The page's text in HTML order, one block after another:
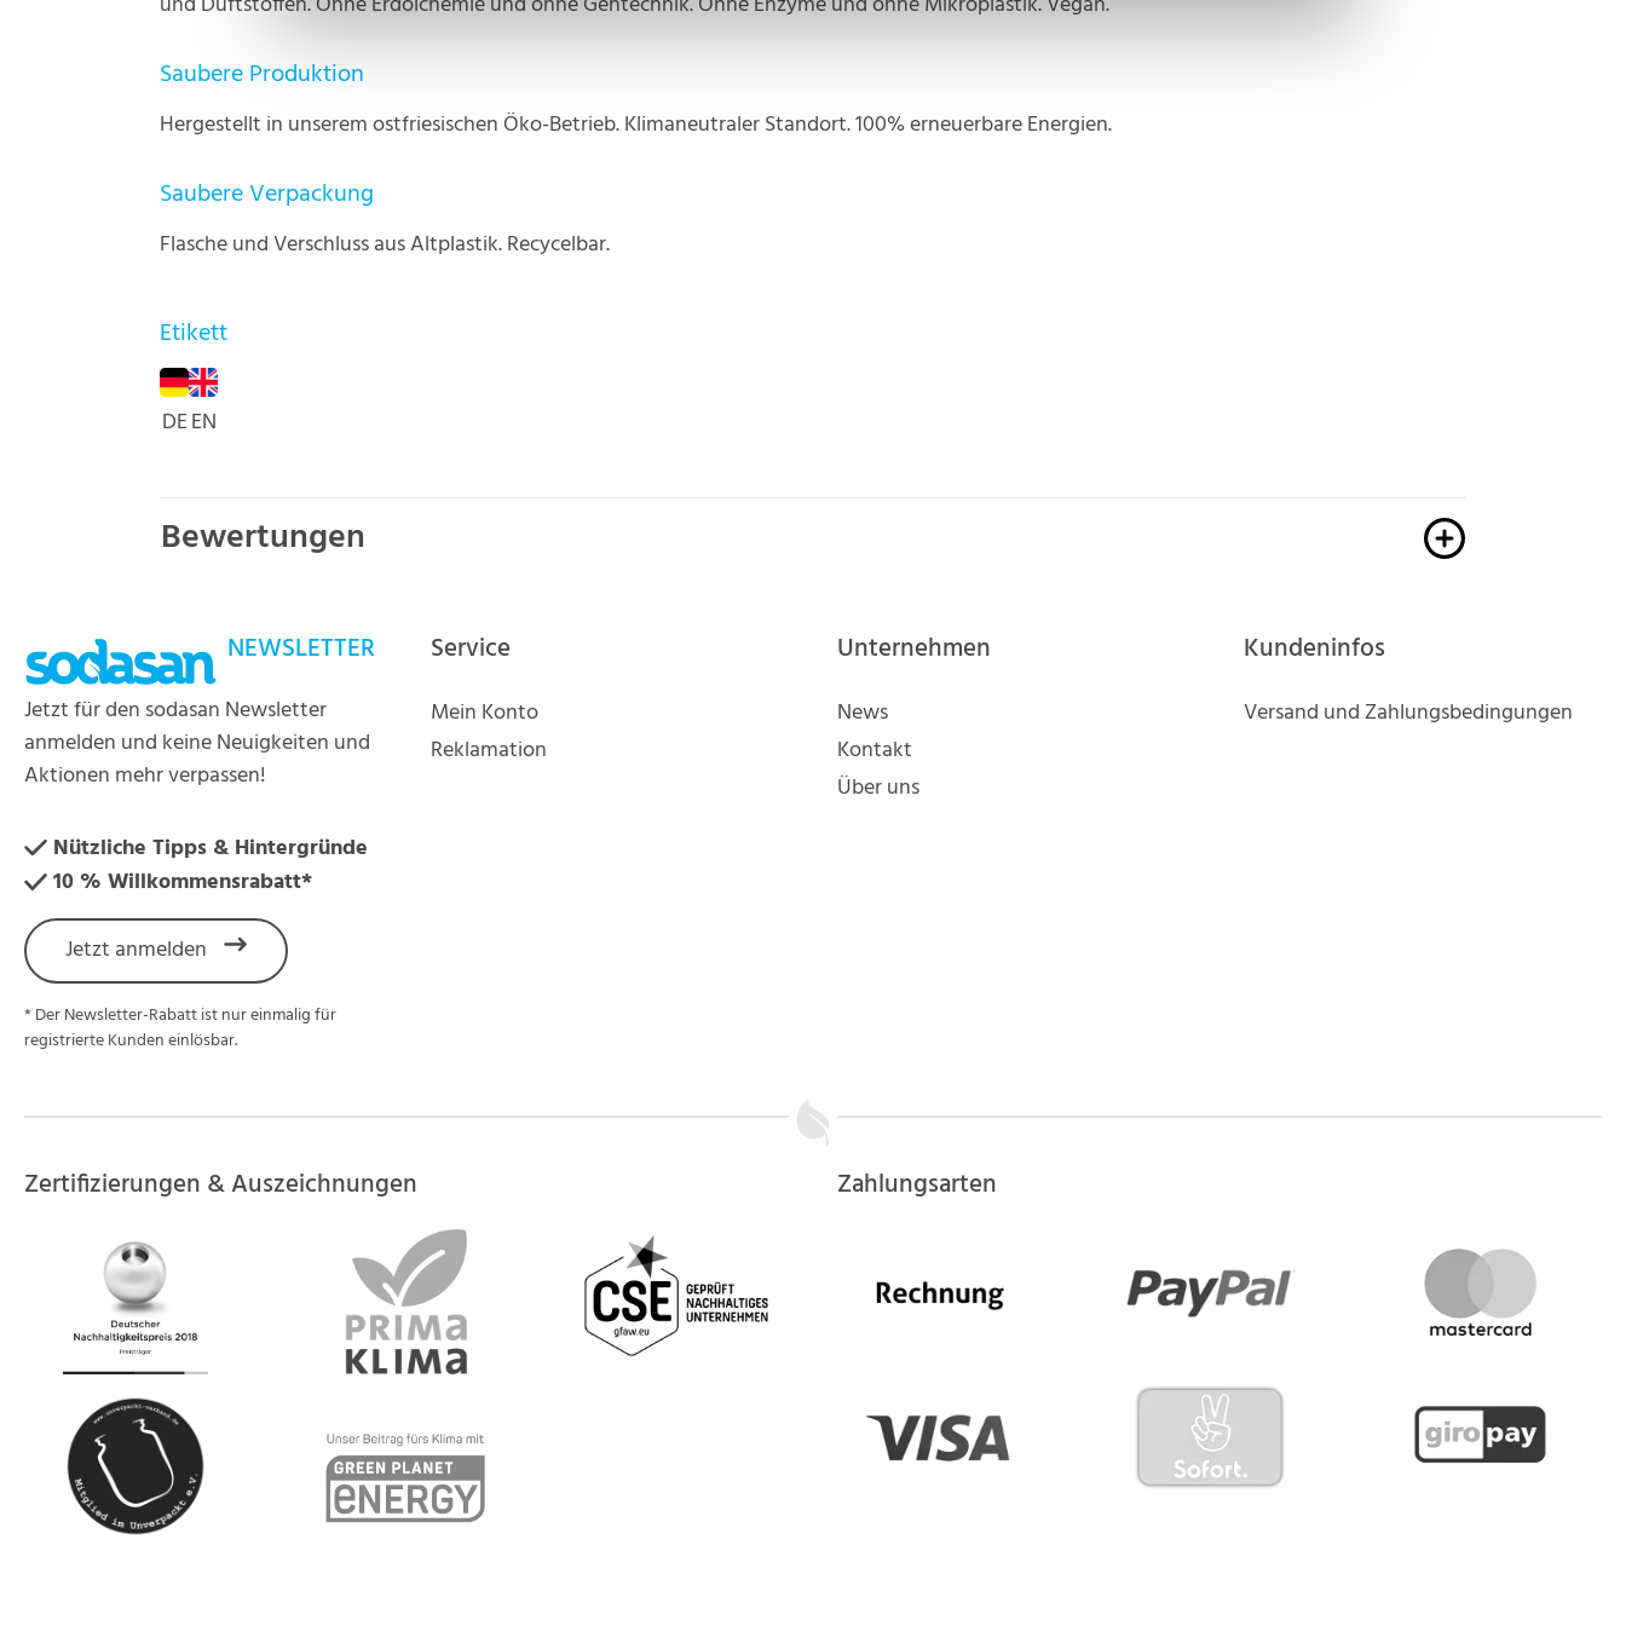
Saubere Produktion
Hergestellt in unserem ostfriesischen Öko-Betrieb. Klimaneutraler Standort. 100% erneuerbare Energien.
Saubere Verpackung
Flasche und Verschluss aus Altplastik. Recycelbar.
Etikett
DEEN
Bewertungen
NEWSLETTER
Jetzt für den sodasan Newsletter
anmelden und keine Neuigkeiten und
Aktionen mehr verpassen!
Nützliche Tipps & Hintergründe
10 % Willkommensrabatt*
Jetzt anmelden
* Der Newsletter-Rabatt ist nur einmalig für
registrierte Kunden einlösbar.
Service
Mein Konto
Reklamation
Unternehmen
News
Kontakt
Über uns
Kundeninfos
Versand und Zahlungsbedingungen
Zertifizierungen & Auszeichnungen Zahlungsarten